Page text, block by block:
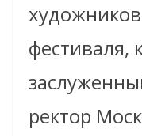
фестиваля,
ректор